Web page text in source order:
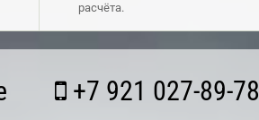
расчёта.
+7 921 027-89-78